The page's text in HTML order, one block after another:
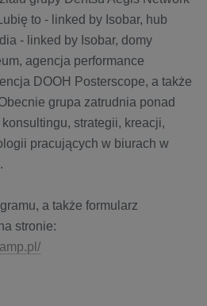
to - linked by Isobar, hub
- linked by Isobar, domy
agencja performance
DOOH Posterscope, a także
grupa zatrudnia ponad
strategii, kreacji,
pracujących w biurach w
a także formularz
stronie: